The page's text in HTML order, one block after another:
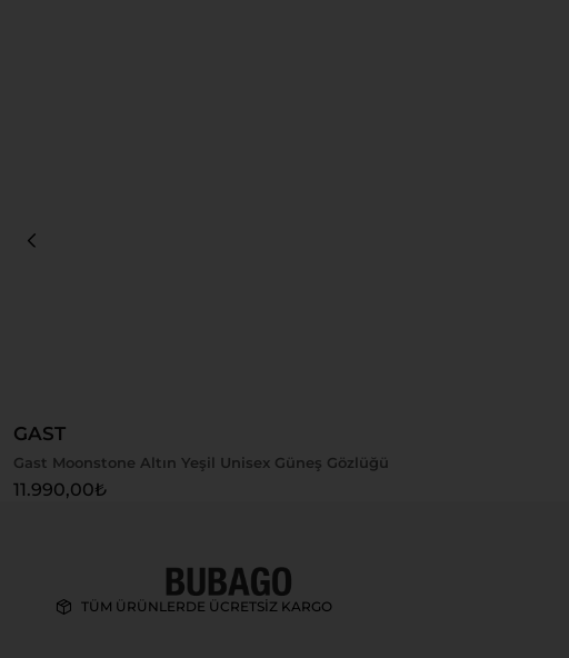
GAST
Gast Moonstone Altın Yeşil Unisex Güneş Gözlüğü
11.990,00₺
TÜM ÜRÜNLERDE ÜCRETSİZ KARGO